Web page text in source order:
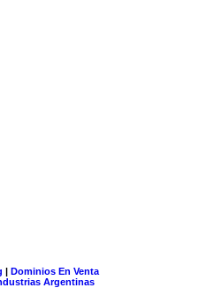
| Dominios En Venta
Argentinas